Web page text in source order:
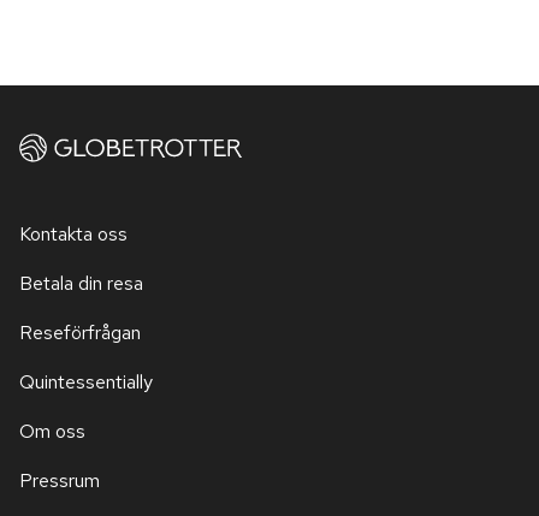
Kontakta oss
Betala din resa
Reseförfrågan
Quintessentially
Om oss
Pressrum